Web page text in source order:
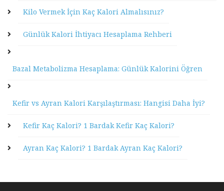
Kilo Vermek İçin Kaç Kalori Almalısınız?
Günlük Kalori İhtiyacı Hesaplama Rehberi
Bazal Metabolizma Hesaplama: Günlük Kalorini Öğren
Kefir vs Ayran Kalori Karşılaştırması: Hangisi Daha İyi?
Kefir Kaç Kalori? 1 Bardak Kefir Kaç Kalori?
Ayran Kaç Kalori? 1 Bardak Ayran Kaç Kalori?